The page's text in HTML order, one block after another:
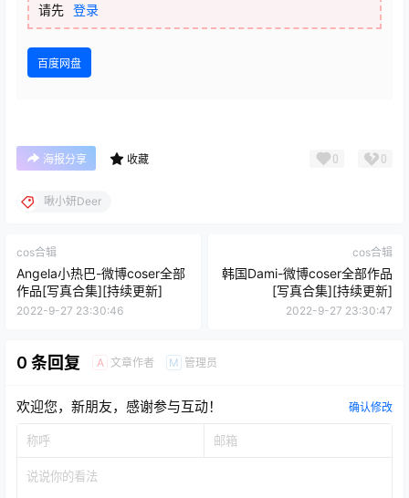
请先 登录
百度网盘
海报分享 收藏 0 0
啾小妍Deer
cos合辑
Angela小热巴-微博coser全部
作品[写真合集][持续更新]
2022-9-27 23:30:46
cos合辑
韩国Dami-微博coser全部作品
[写真合集][持续更新]
2022-9-27 23:30:47
0 条回复 A 文章作者 M 管理员
欢迎您，新朋友，感谢参与互动！ 确认修改